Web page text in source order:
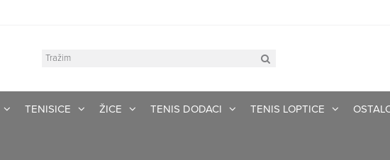
TENISICE ŽICE TENIS DODACI TENIS LOPTICE